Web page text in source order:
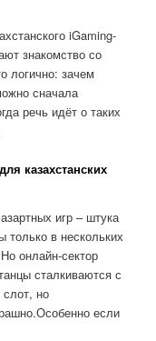
iGaming-
знакомство со
логично: зачем
сначала
речь идёт о таких
казахстанских
игр – штука
в нескольких
онлайн-сектор
сталкиваются с
слот, но
если